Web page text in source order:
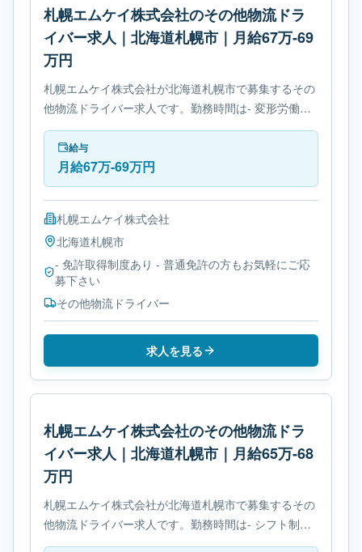
札幌エムケイ株式会社のその他物流ドラ
イバー求人｜北海道札幌市｜月給67万-69
万円
札幌エムケイ株式会社が北海道札幌市で募集するその
他物流ドライバー求人です。勤務時間は- 変形労働時
間制です。必要免許は- 免許取得制度ありです。
給与
月給67万-69万円
札幌エムケイ株式会社
北海道札幌市
- 免許取得制度あり - 普通免許の方もお気軽にご応
募下さい
その他物流ドライバー
求人を見る
札幌エムケイ株式会社のその他物流ドラ
イバー求人｜北海道札幌市｜月給65万-68
万円
札幌エムケイ株式会社が北海道札幌市で募集するその
他物流ドライバー求人です。勤務時間は- シフト制で
す。必要免許は- 免許取得制度ありです。